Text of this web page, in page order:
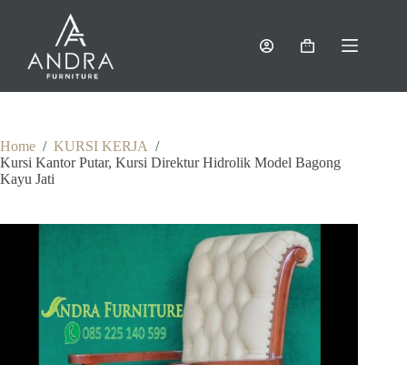
Shopping
Home / KURSI KERJA /
Kursi Kantor Putar, Kursi Direktur Hidrolik Model Bagong
Kayu Jati